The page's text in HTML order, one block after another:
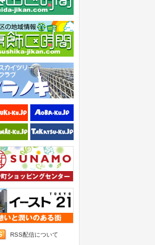
RSS配信について